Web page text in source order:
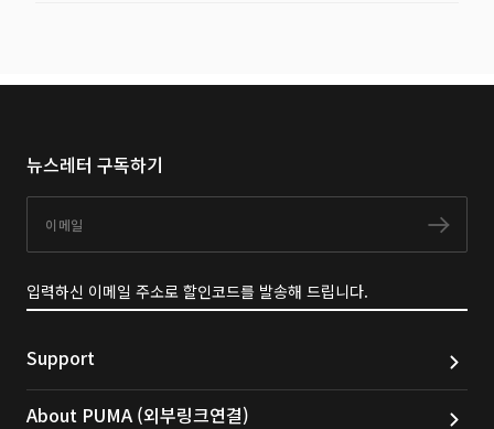
뉴스레터 구독하기
구독
입력하신 이메일 주소로 할인코드를 발송해 드립니다.
Support
About PUMA (외부링크연결)